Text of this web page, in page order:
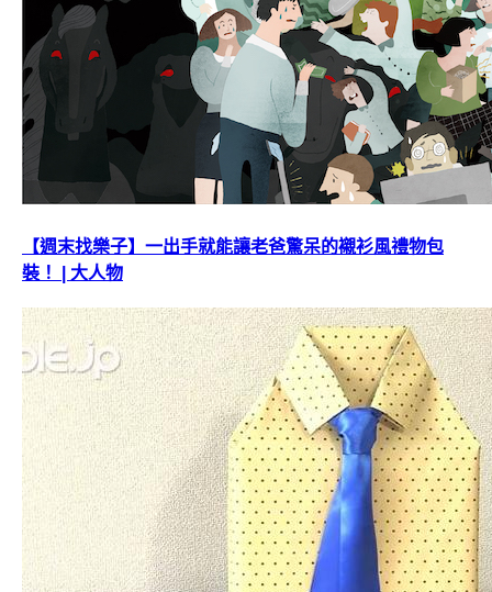
【週末找樂子】一出手就能讓老爸驚呆的襯衫風禮物包
裝！ | 大人物